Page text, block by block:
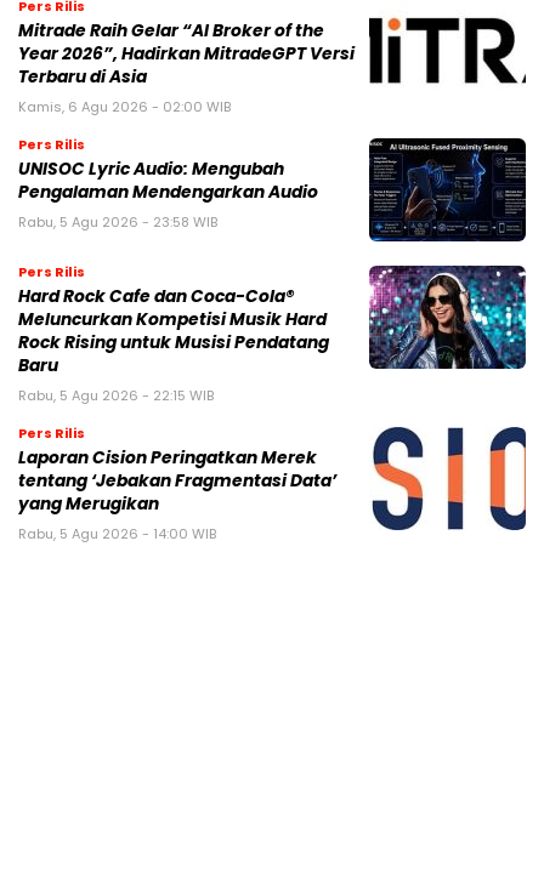
Pers Rilis
Mitrade Raih Gelar “AI Broker of the
Year 2026”, Hadirkan MitradeGPT Versi
Terbaru di Asia
Kamis, 6 Agu 2026 - 02:00 WIB
Pers Rilis
UNISOC Lyric Audio: Mengubah
Pengalaman Mendengarkan Audio
Rabu, 5 Agu 2026 - 23:58 WIB
Pers Rilis
Hard Rock Cafe dan Coca-Cola®
Meluncurkan Kompetisi Musik Hard
Rock Rising untuk Musisi Pendatang
Baru
Rabu, 5 Agu 2026 - 22:15 WIB
Pers Rilis
Laporan Cision Peringatkan Merek
tentang ‘Jebakan Fragmentasi Data’
yang Merugikan
Rabu, 5 Agu 2026 - 14:00 WIB